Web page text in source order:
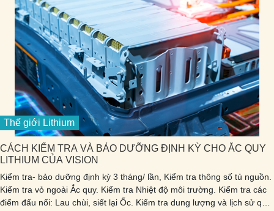
Thế giới Lithium
CÁCH KIỂM TRA VÀ BẢO DƯỠNG ĐỊNH KỲ CHO ẮC QUY
LITHIUM CỦA VISION
Kiểm tra- bảo dưỡng định kỳ 3 tháng/ lần, Kiểm tra thông số tủ nguồn.
Kiểm tra vỏ ngoài Ắc quy. Kiểm tra Nhiệt độ môi trường. Kiểm tra các
điểm đấu nối: Lau chùi, siết lại Ốc. Kiểm tra dung lượng và lịch sử quá